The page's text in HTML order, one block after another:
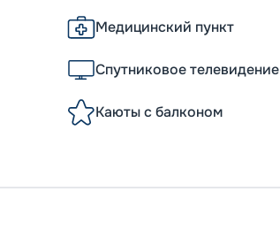
Медицинский пункт
Спутниковое телевидение
Каюты с балконом